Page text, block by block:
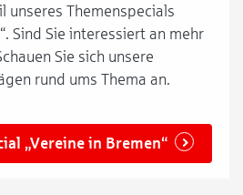
unseres Themenspecials
“. Sind Sie interessiert an mehr
Sie sich unsere
rund ums Thema an.
„Vereine in Bremen“